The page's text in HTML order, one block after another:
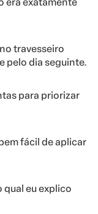
era exatamente
travesseiro
pelo dia seguinte.
para priorizar
fácil de aplicar
qual eu explico